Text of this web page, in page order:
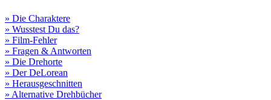
» Die Charaktere
» Wusstest Du das?
» Film-Fehler
» Fragen & Antworten
» Die Drehorte
» Der DeLorean
» Herausgeschnitten
» Alternative Drehbücher